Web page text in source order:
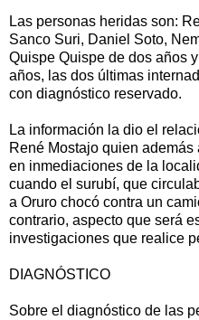
Las personas heridas son:
Sanco Suri, Daniel Soto,
Quispe Quispe de dos años
años, las dos últimas
con diagnóstico reservado.
La información la dio el
René Mostajo quien
en inmediaciones de la
cuando el surubí, que
a Oruro chocó contra un
contrario, aspecto que será
investigaciones que realice
DIAGNÓSTICO
Sobre el diagnóstico de las